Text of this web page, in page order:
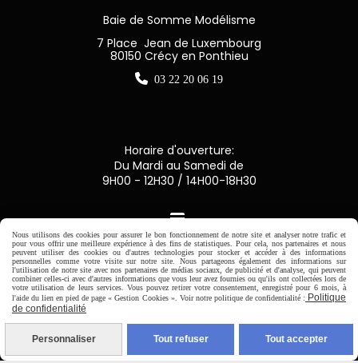
Baie de Somme Modélisme
7 Place Jean de Luxembourg
80150 Crécy en Ponthieu
 03 22 20 06 19
Horaire d'ouverture:
Du Mardi au Samedi de
9H00 - 12H30 / 14H00-18H30

Paiement sécurisé
CB Crédit Agricole
Nous utilisons des cookies pour assurer le bon fonctionnement de notre site et analyser notre trafic et
pour vous offrir une meilleure expérience à des fins de statistiques. Pour cela, nos partenaires et nous
peuvent utiliser des cookies ou d'autres technologies pour stocker et accéder à des informations
personnelles comme votre visite sur notre site. Nous partageons également des informations sur
l'utilisation de notre site avec nos partenaires de médias sociaux, de publicité et d'analyse, qui peuvent
combiner celles-ci avec d'autres informations que vous leur avez fournies ou qu'ils ont collectées lors de
votre utilisation de leurs services. Vous pouvez retirer votre consentement, enregistré pour 6 mois, à
l'aide du lien en pied de page « Gestion Cookies ». Voir notre politique de confidentialité : Politique
de confidentialité
Personnaliser Tout refuser Tout accepter